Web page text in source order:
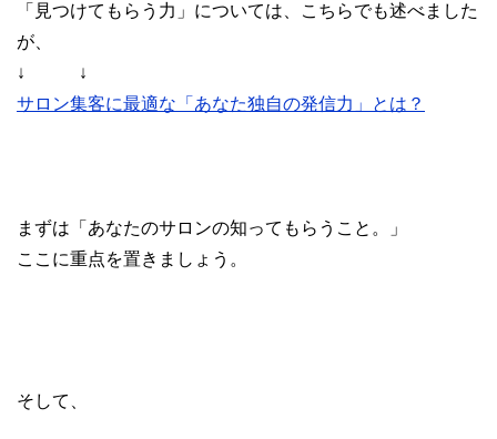
「見つけてもらう力」については、こちらでも述べました
が、
↓ ↓
サロン集客に最適な「あなた独自の発信力」とは？
まずは「あなたのサロンの知ってもらうこと。」
ここに重点を置きましょう。
そして、